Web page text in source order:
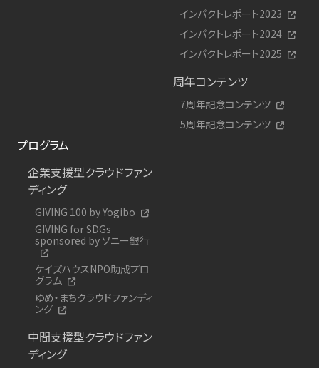
インパクトレポート2023
インパクトレポート2024
インパクトレポート2025
周年コンテンツ
7周年記念コンテンツ
5周年記念コンテンツ
プログラム
企業支援型クラウドファン
ディング
GIVING 100 by Yogibo
GIVING for SDGs
sponsored by ソニー銀行
ケイズハウスNPO助成プロ
グラム
ゆめ・まちクラウドファンディ
ング
中間支援型クラウドファン
ディング